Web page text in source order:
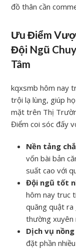
đồ thân cần
Ưu Điểm
Đội Ngũ
Tâm
kqxsmb hôm nay
trội lạ lùng, giúp
mặt trên Thị
Điểm coi sóc đấy
Nền tảng
vốn bài bản
suất cao với
Đội ngũ tốt
hôm nay truc
quăng quật ra
thường xuyên
Dịch vụ
đặt phần